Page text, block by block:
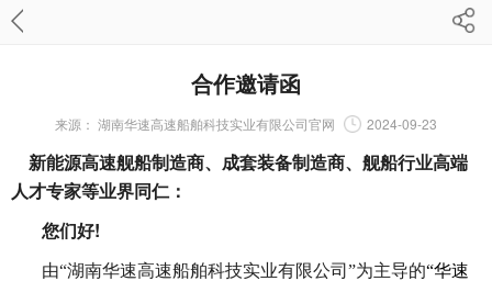
合作邀请函
来源： 湖南华速高速船舶科技实业有限公司官网 2024-09-23
新能源高速舰船制造商、成套装备制造商、舰船行业高端
人才专家等业界同仁：
您们好!
由“湖南华速高速船舶科技实业有限公司”为主导的“华速